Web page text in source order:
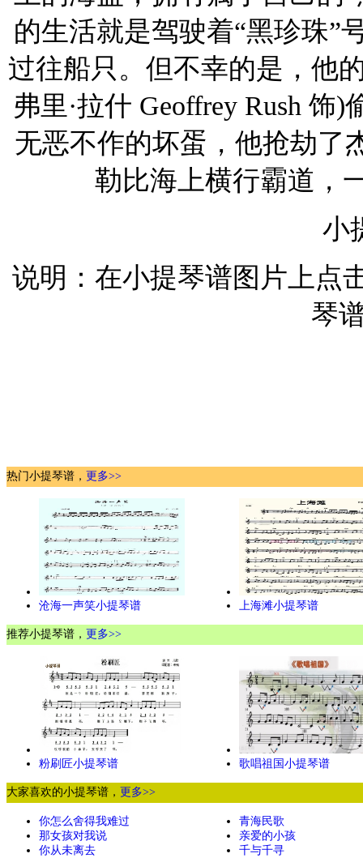
的生活就是驾驶着“黑珍珠”
过往船只。但不幸的是，他
弗里·拉什 Geoffrey Rush 饰
无恶不作的坏蛋，他抢劫了
勒比海上横行霸道，
小
说明：在小提琴谱图片上点
琴
热门小提琴谱， 更多>>
沧海一声笑小提琴谱 上海滩小提琴谱
推荐小提琴谱， 更多>>
粉刷匠小提琴谱 歌唱祖国小提琴谱
大家喜欢的小提琴谱， 更多>>
你怎么舍得我难过
那女孩对我说
你从未离去
青海民歌
亲爱的小孩
千与千寻